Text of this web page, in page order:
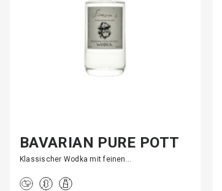
BAVARIAN PURE POTT
STIL…
Klassischer Wodka mit feinen…